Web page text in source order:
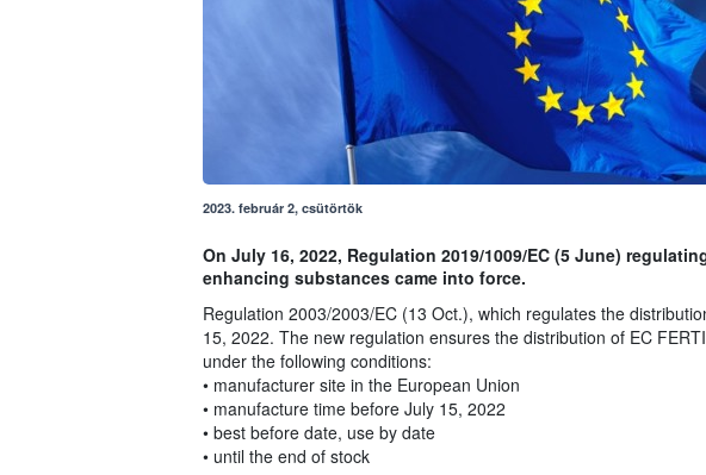
2023. február 2, csütörtök
On July 16, 2022, Regulation 2019/1009/EC (5 June)
enhancing substances came into force.
Regulation 2003/2003/EC (13 Oct.), which regulates the
15, 2022. The new regulation ensures the distribution of EC
under the following conditions:
• manufacturer site in the European Union
• manufacture time before July 15, 2022
• best before date, use by date
• until the end of stock